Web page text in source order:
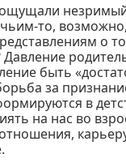
чьим-то,
о
быть
за
в
на нас во